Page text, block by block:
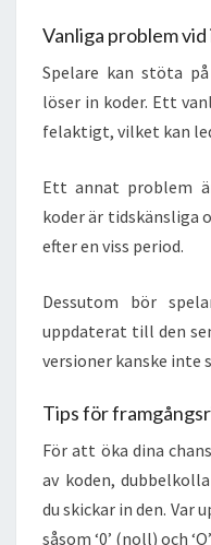
Vanliga problem
Spelare kan stöta
löser in koder. Ett
felaktigt, vilket kan
Ett annat problem
koder är tidskänsliga
efter en viss period.
Dessutom bör
uppdaterat till den
versioner kanske inte
Tips för
För att öka dina
av koden,
du skickar in den. Var
såsom ‘0’ (noll) och